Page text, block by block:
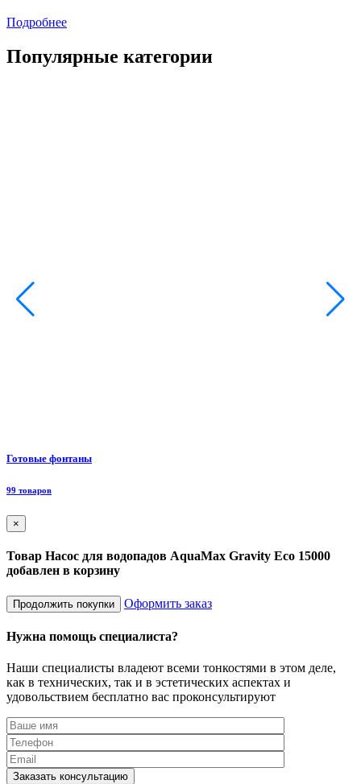
Подробнее
Популярные категории
Готовые фонтаны
99 товаров
×
Товар Насос для водопадов AquaMax Gravity Eco 15000
добавлен в корзину
Продолжить покупки Оформить заказ
Нужна помощь специалиста?
Наши специалисты владеют всеми тонкостями в этом деле,
как в технических, так и в эстетических аспектах и
удовольствием бесплатно вас проконсультируют
Заказать консультацию